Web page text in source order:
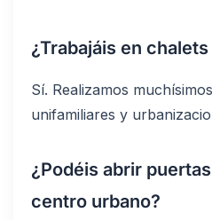
¿Trabajáis en
Sí. Realizamos
unifamiliares y
¿Podéis abrir
centro urbano?